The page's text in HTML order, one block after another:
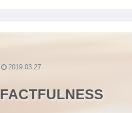
FACTFULNESS
2019.03.27